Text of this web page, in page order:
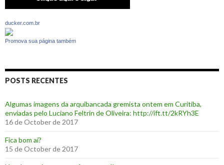
ducker.com.br
Promova sua página também
POSTS RECENTES
Algumas imagens da arquibancada gremista ontem em Curitiba,
enviadas pelo Luciano Feltrin de Oliveira: http://ift.tt/2kRYh3E
16 de October de 2017
‪Fica bom aí?‬
15 de October de 2017